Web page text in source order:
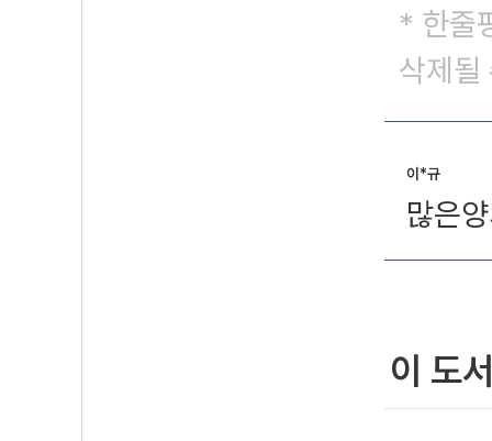
* 한줄
삭제될
이*규
많은
이 도